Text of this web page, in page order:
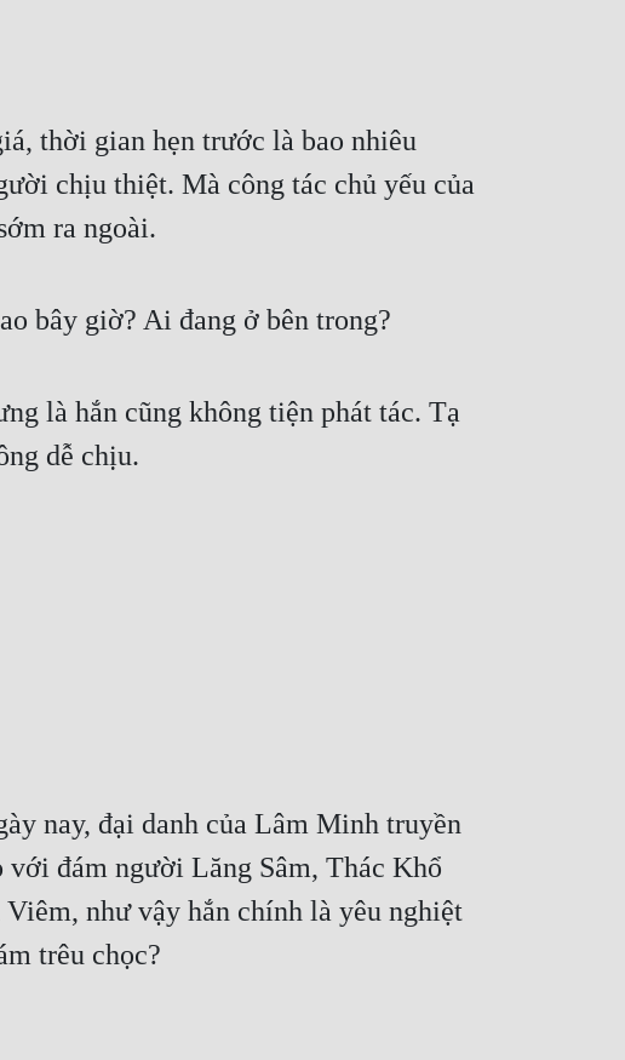
thời gian hẹn trước là bao nhiêu
chịu thiệt. Mà công tác chủ yếu của
ra ngoài.
bây giờ? Ai đang ở bên trong?
là hắn cũng không tiện phát tác. Tạ
dễ chịu.
nay, đại danh của Lâm Minh truyền
với đám người Lăng Sâm, Thác Khổ
như vậy hắn chính là yêu nghiệt
trêu chọc?